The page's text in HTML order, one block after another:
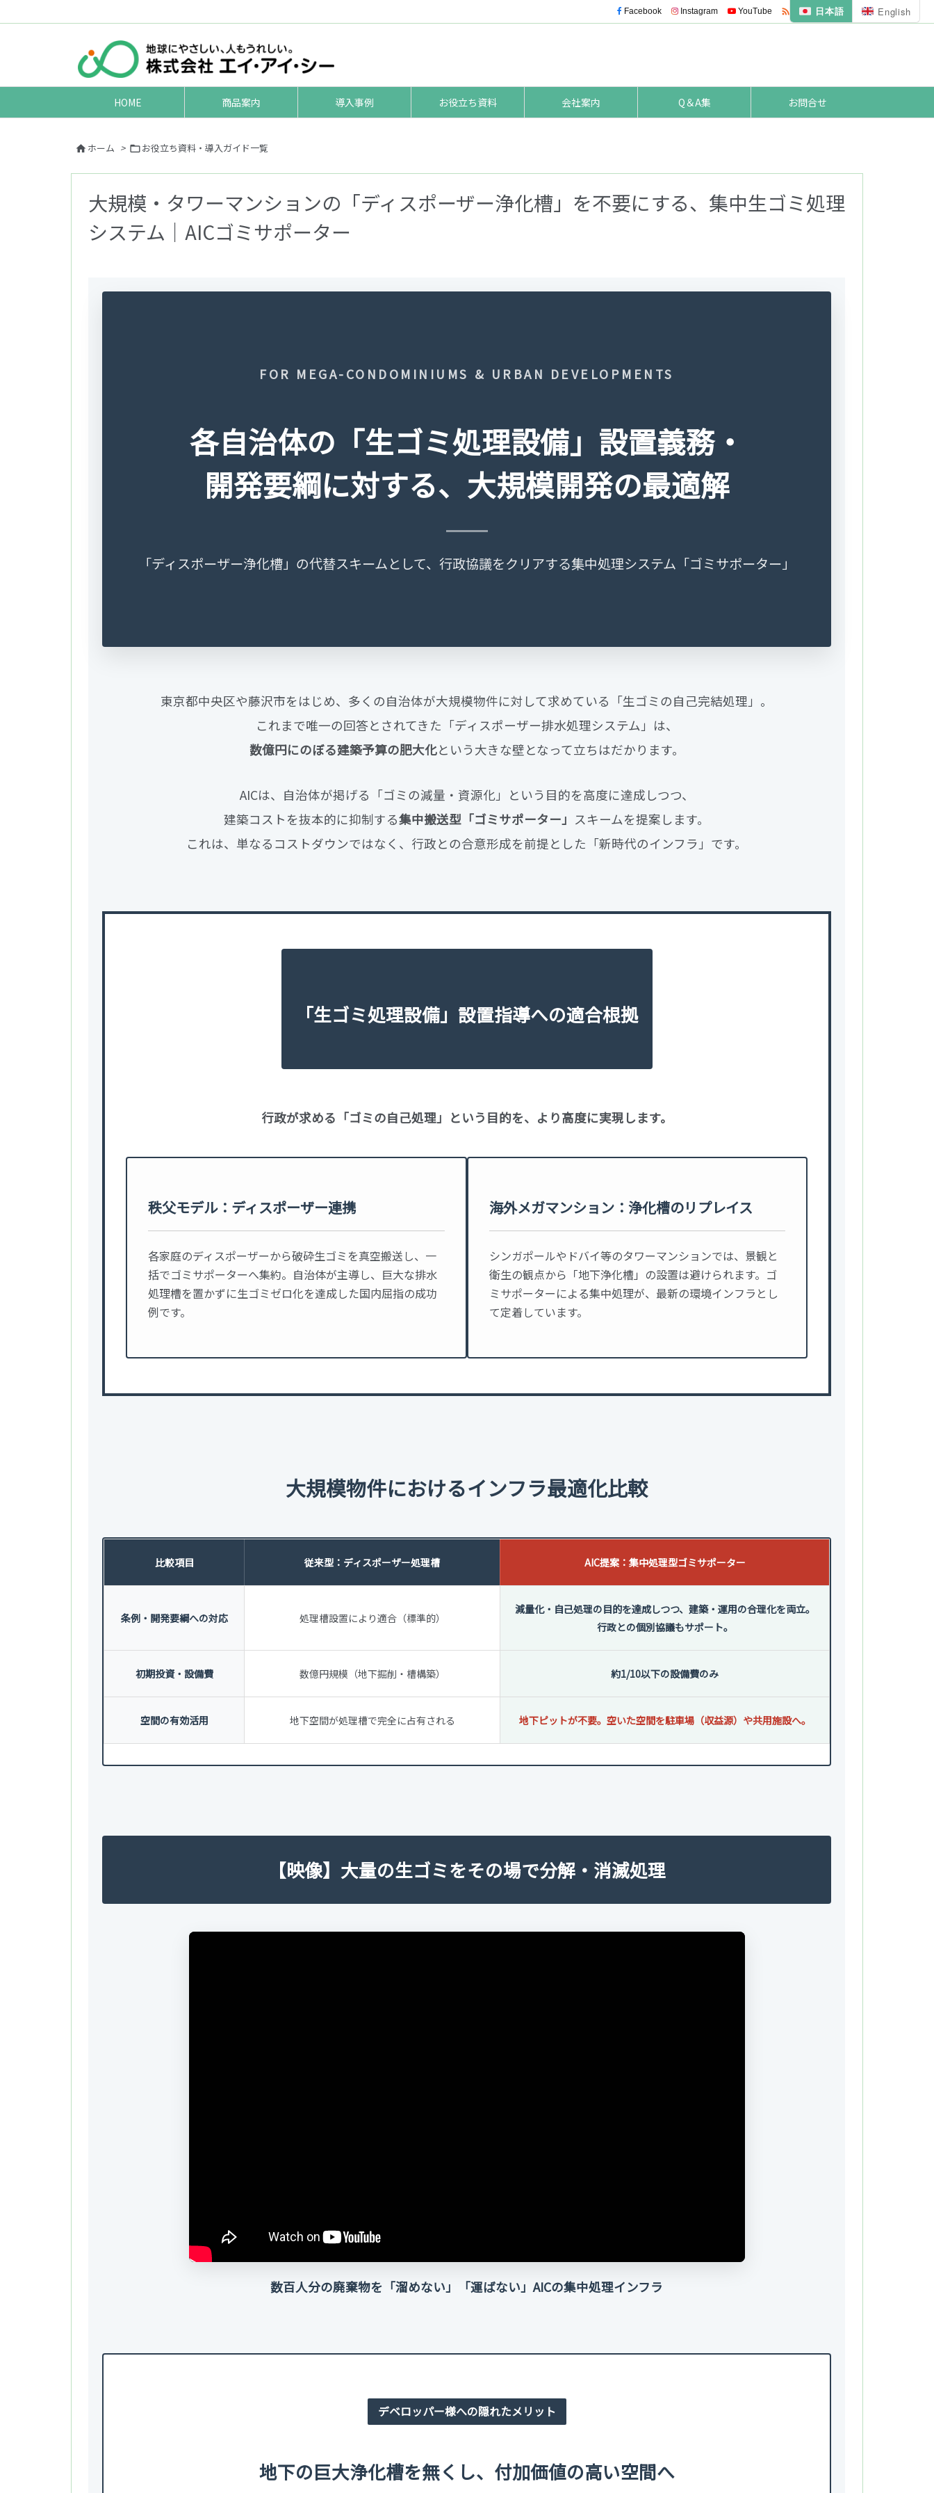
HOME 商品案内 導入事例 お役立ち資料 会社案内 Q＆A集 お問合せ
Facebook Instagram YouTube  RSS Feedly
 ホーム > お役立ち資料・導入ガイド一覧
大規模・タワーマンションの「ディスポーザー浄化槽」を不要にする、集中生ゴミ処理
システム｜AICゴミサポーター
FOR MEGA-CONDOMINIUMS & URBAN DEVELOPMENTS
各自治体の「生ゴミ処理設備」設置義務・
開発要綱に対する、大規模開発の最適解
「ディスポーザー浄化槽」の代替スキームとして、 行政協議をクリアする集中処理システム「ゴミサポーター」
東京都中央区や藤沢市をはじめ、多くの自治体が大規模物件に対して求めている「生ゴミの自己完結処理」。
これまで唯一の回答とされてきた「ディスポーザー排水処理システム」は、
数億円にのぼる建築予算の肥大化という大きな壁となって立ちはだかります。
AICは、自治体が掲げる「ゴミの減量・資源化」という目的を高度に達成しつつ、
建築コストを抜本的に抑制する集中搬送型「ゴミサポーター」 スキームを提案します。
これは、単なるコストダウンではなく、行政との合意形成を前提とした「新時代のインフラ」です。
「生ゴミ処理設備」設置指導への適合根拠
行政が求める「ゴミの自己処理」という目的を、より高度に実現します。
秩父モデル：ディスポーザー連携
各家庭のディスポーザーから破砕生ゴミを真空搬送し、一
括でゴミサポーターへ集約。自治体が主導し、巨大な排水
処理槽を置かずに生ゴミゼロ化を達成した国内屈指の成功
例です。
海外メガマンション：浄化槽のリプレイス
シンガポールやドバイ等のタワーマンションでは、景観と
衛生の観点から「地下浄化槽」の設置は避けられます。ゴ
ミサポーターによる集中処理が、最新の環境インフラとし
て定着しています。
大規模物件におけるインフラ最適化比較
比較項目 従来型：ディスポーザー処理槽 AIC提案：集中処理型ゴミサポーター
条例・開発要綱への対応 処理槽設置により適合（標準的）
減量化・自己処理の目的を達成しつつ、建築・運用の合理化を両立。
行政との個別協議もサポート。
初期投資・設備費 数億円規模（地下掘削・槽構築） 約1/10以下の設備費のみ
空間の有効活用 地下空間が処理槽で完全に占有される 地下ピットが不要。空いた空間を駐車場（収益源）や共用施設へ。
【映像】大量の生ゴミをその場で分解・消滅処理
数百人分の廃棄物を「溜めない」「運ばない」AICの集中処理インフラ
デベロッパー様への隠れたメリット
地下の巨大浄化槽を無くし、付加価値の高い空間へ
日本語 English